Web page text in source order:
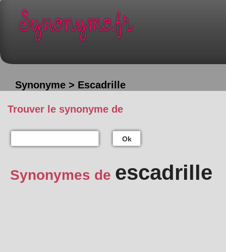
Synonyme > Escadrille
Trouver le synonyme de
Ok
Synonymes de escadrille